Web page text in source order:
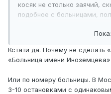
косяк не столько заячий,
подобное с больницами,
Кстати да. Почему не сделать
«Больница имени Иноземцева»
Или по номеру больницы. В
3-10 остановками с